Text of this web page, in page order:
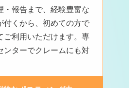
・報告まで、経験豊富な
付くから、初めての方で
ご利用いただけます。専
ンターでクレームにも対